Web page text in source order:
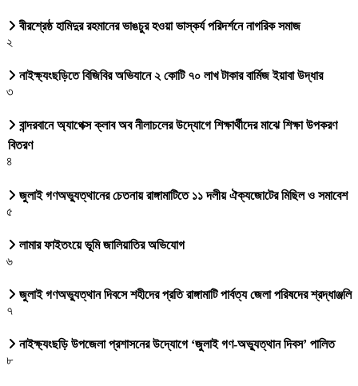
বীরশ্রেষ্ঠ হামিদুর রহমানের ভাঙচুর হওয়া ভাস্কর্য পরিদর্শনে নাগরিক সমাজ
২
নাইক্ষ্যংছড়িতে বিজিবির অভিযানে ২ কোটি ৭০ লাখ টাকার বার্মিজ ইয়াবা উদ্ধার
৩
বান্দরবানে অ্যাপেক্স ক্লাব অব নীলাচলের উদ্যোগে শিক্ষার্থীদের মাঝে শিক্ষা উপকরণ
বিতরণ
৪
জুলাই গণঅভ্যুত্থানের চেতনায় রাঙ্গামাটিতে ১১ দলীয় ঐক্যজোটের মিছিল ও সমাবেশ
৫
লামার ফাইতংয়ে ভূমি জালিয়াতির অভিযোগ
৬
জুলাই গণঅভ্যুত্থান দিবসে শহীদের প্রতি রাঙ্গামাটি পার্বত্য জেলা পরিষদের শ্রদ্ধাঞ্জলি
৭
নাইক্ষ্যংছড়ি উপজেলা প্রশাসনের উদ্যোগে ‘জুলাই গণ-অভ্যুত্থান দিবস’ পালিত
৮